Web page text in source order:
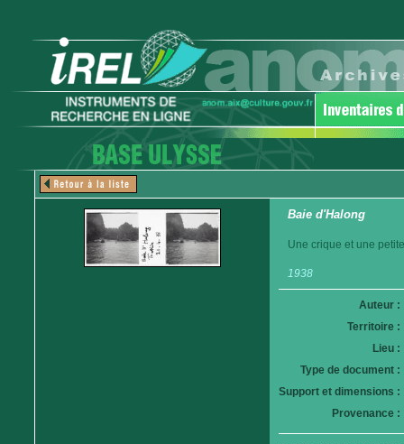
Baie d'Halong
Une crique et une
1938
Auteur :
Territoire :
Lieu :
Type de document :
Support et dimensions :
Provenance :